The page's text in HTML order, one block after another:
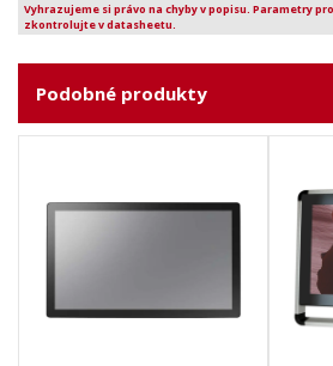
Vyhrazujeme si právo na chyby v popisu. Parametry
zkontrolujte v datasheetu.
Podobné produkty